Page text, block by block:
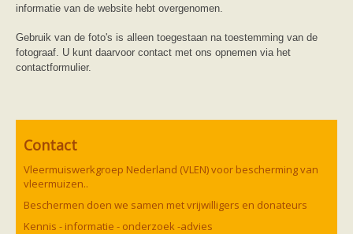
informatie van de website hebt overgenomen.
Gebruik van de foto's is alleen toegestaan na toestemming van de
fotograaf. U kunt daarvoor contact met ons opnemen via het
contactformulier.
Contact
Vleermuiswerkgroep Nederland (VLEN) voor bescherming van
vleermuizen..
Beschermen doen we samen met vrijwilligers en donateurs
Kennis - informatie - onderzoek -advies